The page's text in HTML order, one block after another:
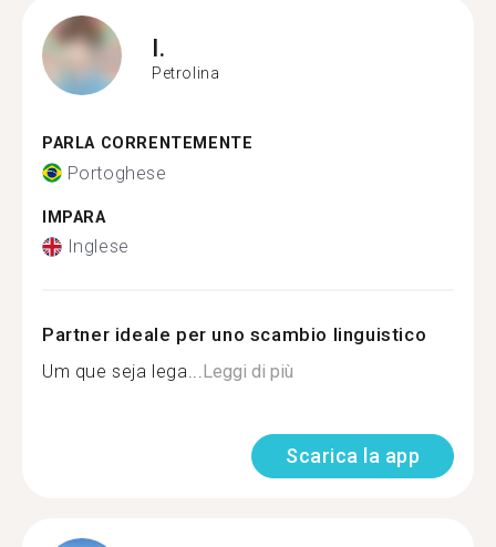
I.
Petrolina
PARLA CORRENTEMENTE
Portoghese
IMPARA
Inglese
Partner ideale per uno scambio linguistico
Um que seja lega...Leggi di più
Scarica la app